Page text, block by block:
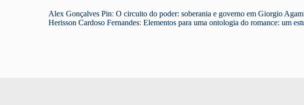
Alex Gonçalves Pin: O circuito do poder: soberania e governo em Giorgio
Herisson Cardoso Fernandes: Elementos para uma ontologia do romance: um